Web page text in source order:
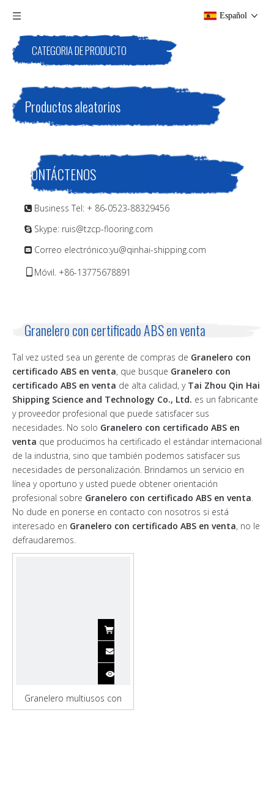
Español
CATEGORIA DE PRODUCTO
Productos aleatorios
CONTÁCTENOS
 Business Tel: + 86-0523-88329456
 Skype: ruis@tzcp-flooring.com
 Correo electrónico:yu@qinhai-shipping.com
Móvil. +86-13775678891
Granelero con certificado ABS en venta
Tal vez usted sea un gerente de compras de Granelero con
certificado ABS en venta, que busque Granelero con
certificado ABS en venta de alta calidad, y Tai Zhou Qin Hai
Shipping Science and Technology Co., Ltd. es un fabricante
y proveedor profesional que puede satisfacer sus
necesidades. No solo Granelero con certificado ABS en
venta que producimos ha certificado el estándar internacional
de la industria, sino que también podemos satisfacer sus
necesidades de personalización. Brindamos un servicio en
línea y oportuno y usted puede obtener orientación
profesional sobre Granelero con certificado ABS en venta.
No dude en ponerse en contacto con nosotros si está
interesado en Granelero con certificado ABS en venta, no le
defraudaremos.
Granelero multiusos con
certificado ABS a la venta